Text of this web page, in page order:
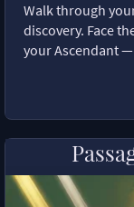
Walk through
discovery. Face
your Ascendant